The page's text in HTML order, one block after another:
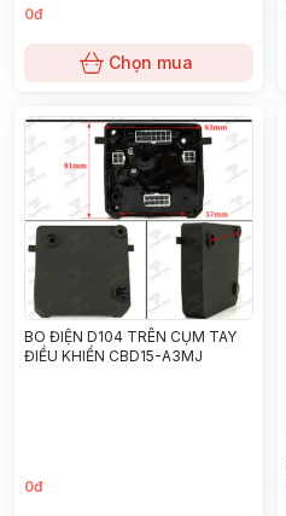
0đ
Chọn mua
BO ĐIỆN D104 TRÊN CỤM TAY
ĐIỀU KHIỂN CBD15-A3MJ
0đ